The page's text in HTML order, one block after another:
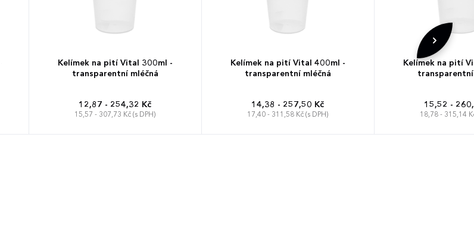
Kelímek na pití Vital 300ml -
transparentní mléčná
12,87 - 254,32 Kč
15,57 - 307,73 Kč (s DPH)
Kelímek na pití Vital 400ml -
transparentní mléčná
14,38 - 257,50 Kč
17,40 - 311,58 Kč (s DPH)
Kelímek na pití
transparentní
15,52 -
18,78 - 315,14